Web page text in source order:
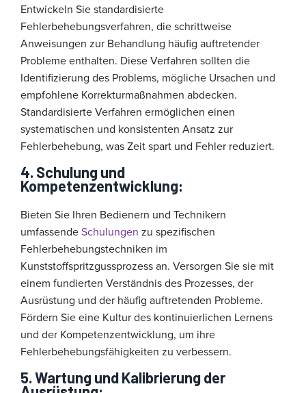
Entwickeln Sie standardisierte
Fehlerbehebungsverfahren, die schrittweise
Anweisungen zur Behandlung häufig auftretender
Probleme enthalten. Diese Verfahren sollten die
Identifizierung des Problems, mögliche Ursachen und
empfohlene Korrekturmaßnahmen abdecken.
Standardisierte Verfahren ermöglichen einen
systematischen und konsistenten Ansatz zur
Fehlerbehebung, was Zeit spart und Fehler reduziert.
4. Schulung und
Kompetenzentwicklung:
Bieten Sie Ihren Bedienern und Technikern
umfassendeSchulungen zu spezifischen
Fehlerbehebungstechniken im
Kunststoffspritzgussprozess an. Versorgen Sie sie mit
einem fundierten Verständnis des Prozesses, der
Ausrüstung und der häufig auftretenden Probleme.
Fördern Sie eine Kultur des kontinuierlichen Lernens
und der Kompetenzentwicklung, um ihre
Fehlerbehebungsfähigkeiten zu verbessern.
5. Wartung und Kalibrierung der